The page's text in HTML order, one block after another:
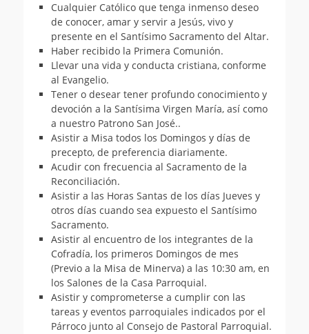
Cualquier Católico que tenga inmenso deseo
de conocer, amar y servir a Jesús, vivo y
presente en el Santísimo Sacramento del Altar.
Haber recibido la Primera Comunión.
Llevar una vida y conducta cristiana, conforme
al Evangelio.
Tener o desear tener profundo conocimiento y
devoción a la Santísima Virgen María, así como
a nuestro Patrono San José..
Asistir a Misa todos los Domingos y días de
precepto, de preferencia diariamente.
Acudir con frecuencia al Sacramento de la
Reconciliación.
Asistir a las Horas Santas de los días Jueves y
otros días cuando sea expuesto el Santísimo
Sacramento.
Asistir al encuentro de los integrantes de la
Cofradía, los primeros Domingos de mes
(Previo a la Misa de Minerva) a las 10:30 am, en
los Salones de la Casa Parroquial.
Asistir y comprometerse a cumplir con las
tareas y eventos parroquiales indicados por el
Párroco junto al Consejo de Pastoral Parroquial.